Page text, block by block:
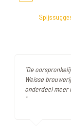
"De
Weisse
onderdeel meer
"